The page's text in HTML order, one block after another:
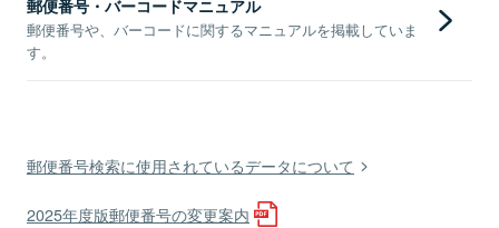
郵便番号・バーコードマニュアル
郵便番号や、バーコードに関するマニュアルを掲載していま
す。
郵便番号検索に使用されているデータについて
2025年度版郵便番号の変更案内